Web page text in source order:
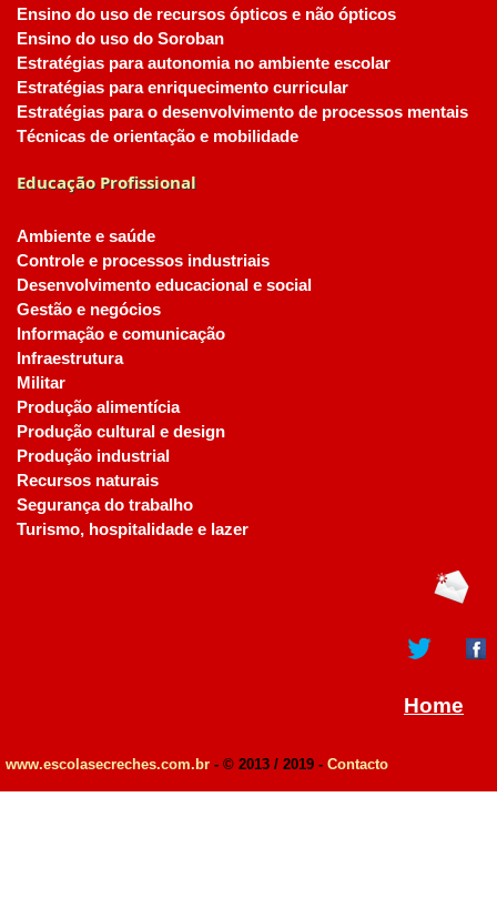
Ensino do uso de recursos ópticos e não ópticos
Ensino do uso do Soroban
Estratégias para autonomia no ambiente escolar
Estratégias para enriquecimento curricular
Estratégias para o desenvolvimento de processos mentais
Técnicas de orientação e mobilidade
Educação Profissional
Ambiente e saúde
Controle e processos industriais
Desenvolvimento educacional e social
Gestão e negócios
Informação e comunicação
Infraestrutura
Militar
Produção alimentícia
Produção cultural e design
Produção industrial
Recursos naturais
Segurança do trabalho
Turismo, hospitalidade e lazer
Home
www.escolasecreches.com.br - © 2013 / 2019 - Contacto